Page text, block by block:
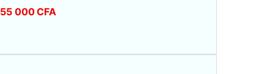
55 000CFA